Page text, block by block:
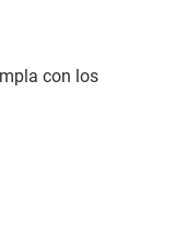
con los